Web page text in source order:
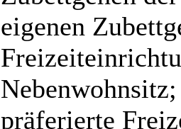
eigenen
präferierte